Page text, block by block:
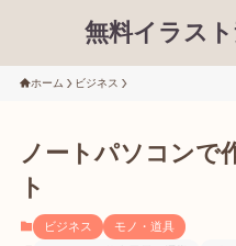
無料イラス
ホーム ビジネス
ノートパソコンで
ト
ビジネス
モノ・道具